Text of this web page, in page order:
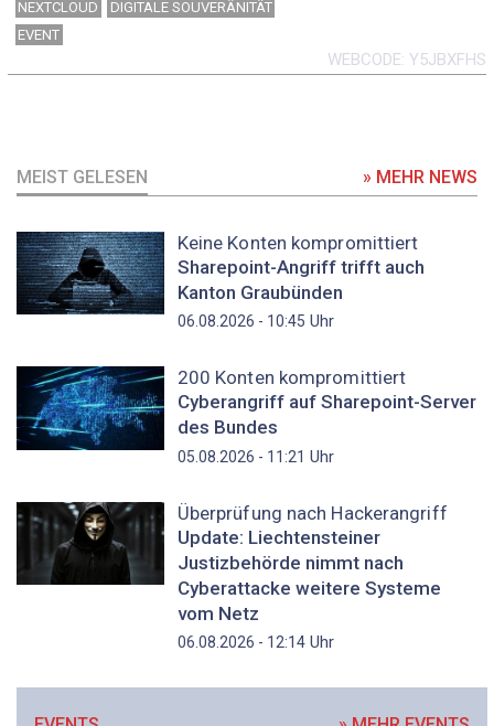
NEXTCLOUD
DIGITALE SOUVERÄNITÄT
EVENT
WEBCODE Y5JBXFHS
MEIST GELESEN » MEHR NEWS
Keine Konten kompromittiert
Sharepoint-Angriff trifft auch
Kanton Graubünden
06.08.2026 - 10:45 Uhr
200 Konten kompromittiert
Cyberangriff auf Sharepoint-Server
des Bundes
05.08.2026 - 11:21 Uhr
Überprüfung nach Hackerangriff
Update: Liechtensteiner
Justizbehörde nimmt nach
Cyberattacke weitere Systeme
vom Netz
06.08.2026 - 12:14Uhr